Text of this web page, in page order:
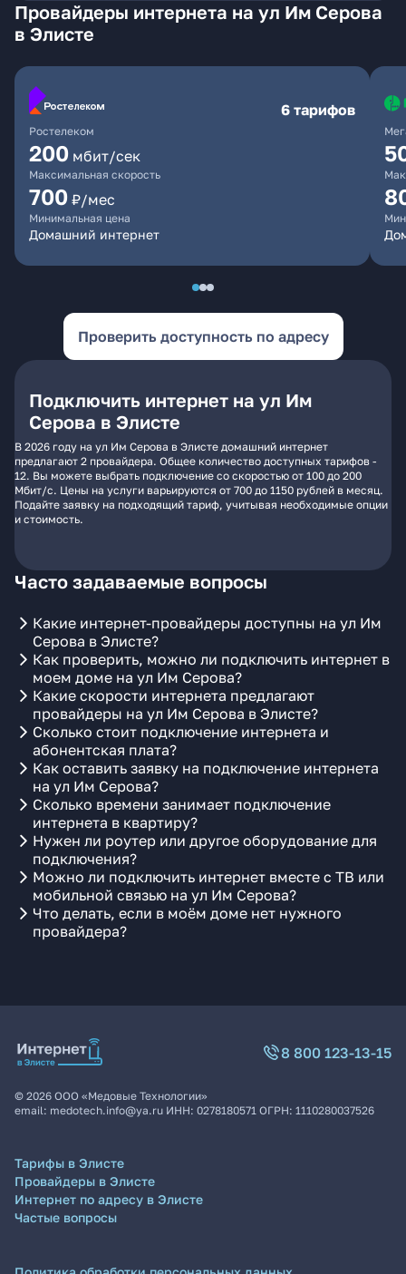
Провайдеры интернета на ул Им Серова
в Элисте
Ростелеком
6 тарифов
200 мбит/сек
Максимальная скорость
700 ₽/мес
Минимальная цена
Домашний интернет
Проверить доступность по адресу
Подключить интернет на ул Им
Серова в Элисте
В 2026 году на ул Им Серова в Элисте домашний интернет
предлагают 2 провайдера. Общее количество доступных тарифов -
12. Вы можете выбрать подключение со скоростью от 100 до 200
Мбит/с. Цены на услуги варьируются от 700 до 1150 рублей в месяц.
Подайте заявку на подходящий тариф, учитывая необходимые опции
и стоимость.
Часто задаваемые вопросы
Какие интернет-провайдеры доступны на ул Им
Серова в Элисте?
Как проверить, можно ли подключить интернет в
моем доме на ул Им Серова?
Какие скорости интернета предлагают
провайдеры на ул Им Серова в Элисте?
Сколько стоит подключение интернета и
абонентская плата?
Как оставить заявку на подключение интернета
на ул Им Серова?
Сколько времени занимает подключение
интернета в квартиру?
Нужен ли роутер или другое оборудование для
подключения?
Можно ли подключить интернет вместе с ТВ или
мобильной связью на ул Им Серова?
Что делать, если в моём доме нет нужного
провайдера?
8 800 123-13-15
© 2026 ООО «Медовые Технологии»
email: medotech.info@ya.ru ИНН: 0278180571 ОГРН: 1110280037526
Тарифы в Элисте
Провайдеры в Элисте
Интернет по адресу в Элисте
Частые вопросы